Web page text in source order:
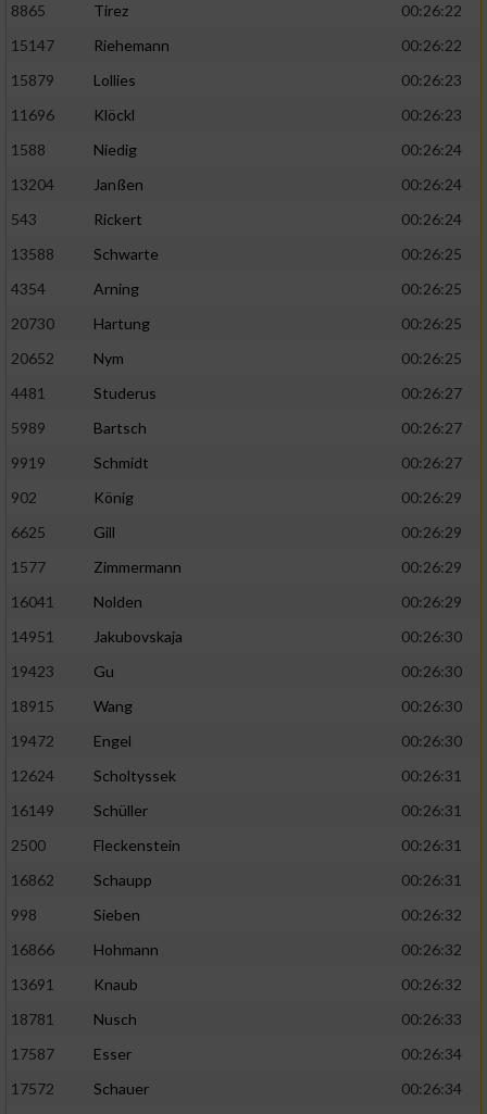
8865
Tirez
00:26:22
15147
Riehemann
00:26:22
15879
Lollies
00:26:23
11696
Klöckl
00:26:23
1588
Niedig
00:26:24
13204
Janßen
00:26:24
543
Rickert
00:26:24
13588
Schwarte
00:26:25
4354
Arning
00:26:25
20730
Hartung
00:26:25
20652
Nym
00:26:25
4481
Studerus
00:26:27
5989
Bartsch
00:26:27
9919
Schmidt
00:26:27
902
König
00:26:29
6625
Gill
00:26:29
1577
Zimmermann
00:26:29
16041
Nolden
00:26:29
14951
Jakubovskaja
00:26:30
19423
Gu
00:26:30
18915
Wang
00:26:30
19472
Engel
00:26:30
12624
Scholtyssek
00:26:31
16149
Schüller
00:26:31
2500
Fleckenstein
00:26:31
16862
Schaupp
00:26:31
998
Sieben
00:26:32
16866
Hohmann
00:26:32
13691
Knaub
00:26:32
18781
Nusch
00:26:33
17587
Esser
00:26:34
17572
Schauer 00:26:34